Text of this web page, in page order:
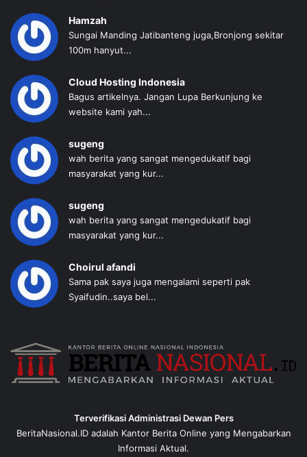
Hamzah
Sungai Manding Jatibanteng juga,Bronjong sekitar
100m hanyut...
Cloud Hosting Indonesia
Bagus artikelnya. Jangan Lupa Berkunjung ke
website kami yah...
sugeng
wah berita yang sangat mengedukatif bagi
masyarakat yang kur...
sugeng
wah berita yang sangat mengedukatif bagi
masyarakat yang kur...
Choirul afandi
Sama pak saya juga mengalami seperti pak
Syaifudin..saya bel...
Terverifikasi Administrasi Dewan Pers
BeritaNasional.ID adalah Kantor Berita Online yang Mengabarkan
Informasi Aktual.